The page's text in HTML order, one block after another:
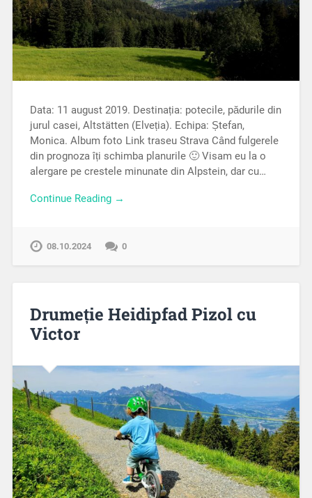
Data: 11 august 2019. Destinația: potecile, pădurile din
jurul casei, Altstätten (Elveția). Echipa: Ștefan,
Monica. Album foto Link traseu Strava Când fulgerele
din prognoza îți schimba planurile 🙂 Visam eu la o
alergare pe crestele minunate din Alpstein, dar cu…
Continue Reading →
08.10.2024 0
Drumeție Heidipfad Pizol cu
Victor